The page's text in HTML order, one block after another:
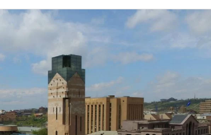
«Սմայլ Սվիթ»-ի զարգացման
ճանապարհը՝ Կոնվերս Բանկի
գործընկերությամբ